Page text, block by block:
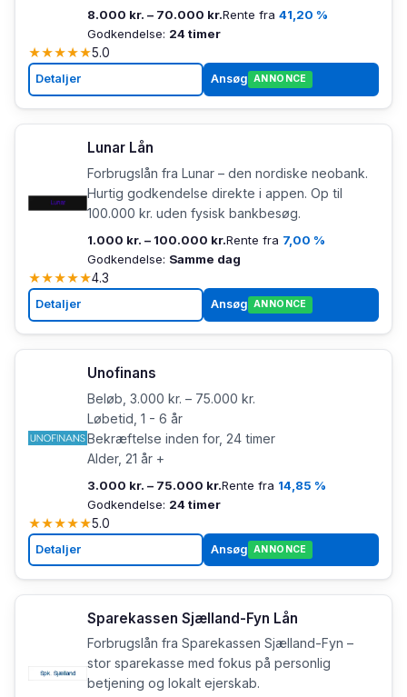
8.000 kr. – 70.000 kr.Rente fra 41,20 %
Godkendelse: 24 timer
★★★★★5.0
Detaljer Ansøg ANNONCE
Lunar Lån
Forbrugslån fra Lunar – den nordiske neobank.
Hurtig godkendelse direkte i appen. Op til
100.000 kr. uden fysisk bankbesøg.
1.000 kr. – 100.000 kr.Rente fra 7,00 %
Godkendelse: Samme dag
★★★★★4.3
Detaljer Ansøg ANNONCE
Unofinans
Beløb, 3.000 kr. – 75.000 kr.
Løbetid, 1 - 6 år
Bekræftelse inden for, 24 timer
Alder, 21 år +
3.000 kr. – 75.000 kr.Rente fra 14,85 %
Godkendelse: 24 timer
★★★★★5.0
Detaljer Ansøg ANNONCE
Sparekassen Sjælland-Fyn Lån
Forbrugslån fra Sparekassen Sjælland-Fyn –
stor sparekasse med fokus på personlig
betjening og lokalt ejerskab.